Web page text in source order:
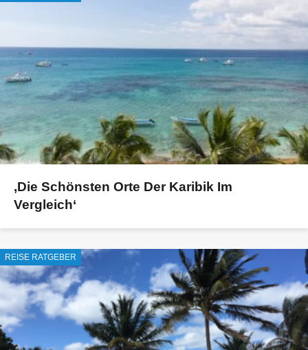
‚Die Schönsten Orte Der Karibik Im
Vergleich‘
REISE RATGEBER